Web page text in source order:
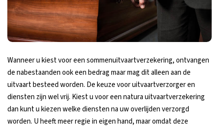
Wanneer u kiest voor een sommenuitvaartverzekering, ontvangen
de nabestaanden ook een bedrag maar mag dit alleen aan de
uitvaart besteed worden. De keuze voor uitvaartverzorger en
diensten zijn wel vrij. Kiest u voor een natura uitvaartverzekering
dan kunt u kiezen welke diensten na uw overlijden verzorgd
worden. U heeft meer regie in eigen hand, maar omdat deze